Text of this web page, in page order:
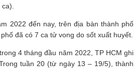
ca).
2022 đến nay, trên địa bàn thành phố
đã có 7 ca tử vong do sốt xuất huyết.
4 tháng đầu năm 2022, TP HCM ghi
tuần 20 (từ ngày 13 – 19/5), thành